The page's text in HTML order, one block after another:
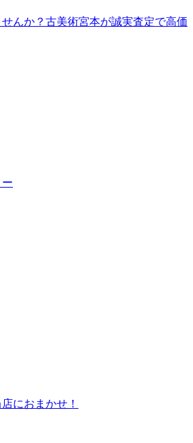
んか？古美術宮本が誠実査定で高価
におまかせ！